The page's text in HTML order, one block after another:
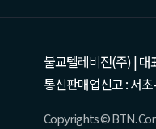
불교텔레비전(주) | 대
통신판매업신고 : 서
Copyrights © BTN.